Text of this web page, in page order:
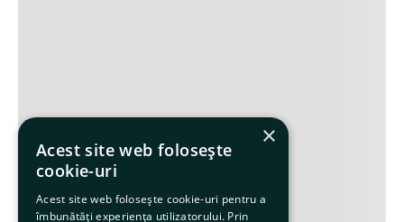
×
Acest site web folosește
cookie-uri
Acest site web folosește cookie-uri pentru a
îmbunătăți experiența utilizatorului. Prin